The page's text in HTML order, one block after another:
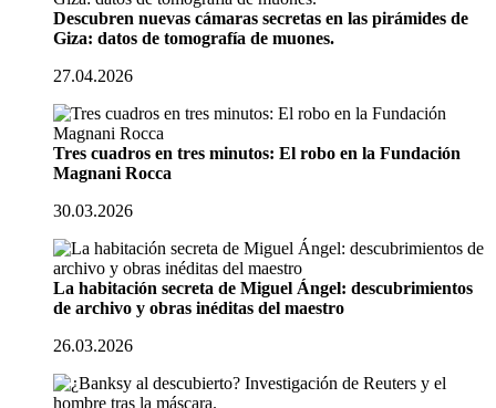
Descubren nuevas cámaras secretas en las pirámides de
Giza: datos de tomografía de muones.
27.04.2026
Tres cuadros en tres minutos: El robo en la Fundación
Magnani Rocca
30.03.2026
La habitación secreta de Miguel Ángel: descubrimientos
de archivo y obras inéditas del maestro
26.03.2026